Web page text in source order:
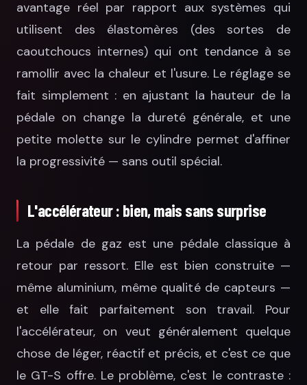
avantage réel par rapport aux systèmes qui
utilisent des élastomères (des sortes de
caoutchoucs internes) qui ont tendance à se
ramollir avec la chaleur et l'usure. Le réglage se
fait simplement : en ajustant la hauteur de la
pédale on change la dureté générale, et une
petite molette sur le cylindre permet d'affiner
la progressivité — sans outil spécial.
L'accélérateur : bien, mais sans surprise
La pédale de gaz est une pédale classique à
retour par ressort. Elle est bien construite —
même aluminium, même qualité de capteurs —
et elle fait parfaitement son travail. Pour
l'accélérateur, on veut généralement quelque
chose de léger, réactif et précis, et c'est ce que
le GT-S offre. Le problème, c'est le contraste :